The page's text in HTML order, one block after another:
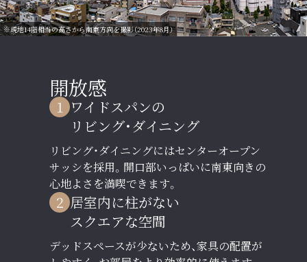
※現地14階相当の高さから南東方向を撮影（2023年8月）
開放感
1 ワイドスパンの
リビング・ダイニング
リビング・ダイニングにはセンターオープン
サッシを採用。開口部いっぱいに南東向きの
心地よさを満喫できます。
2 居室内に柱がない
スクエアな空間
デッドスペースが少ないため、家具の配置が